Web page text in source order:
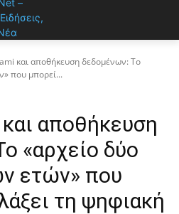
και αποθήκευση δεδομένων: Το
που μπορεί...
αποθήκευση
«αρχείο δύο
ετών» που
τη ψηφιακή